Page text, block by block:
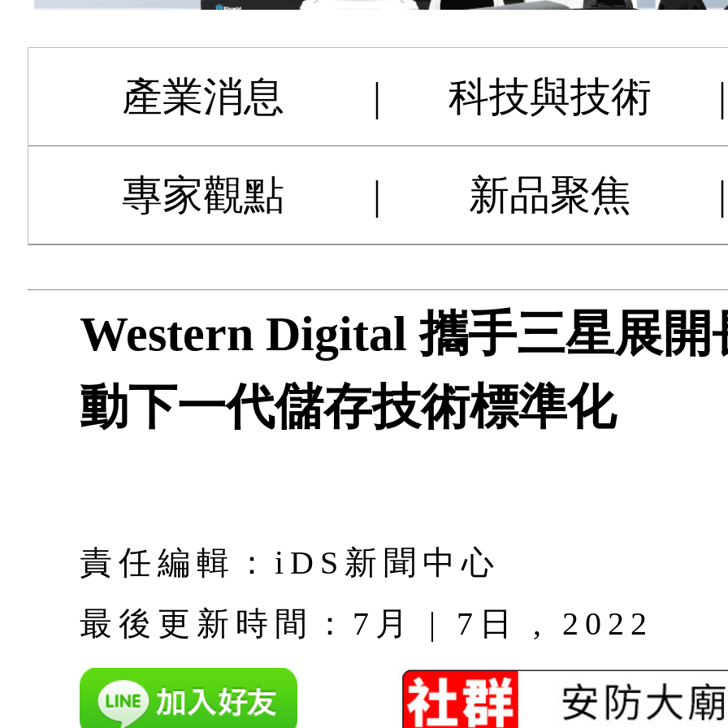
產業消息 | 科技與技術 |
專家觀點 | 新品聚焦 |
Western Digital 攜手三星展
動下一代儲存技術標準化
責任編輯：iDS新聞中心
最後更新時間：7月 | 7日 , 2022